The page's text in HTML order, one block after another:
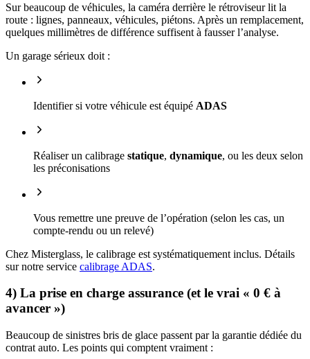
Sur beaucoup de véhicules, la caméra derrière le rétroviseur lit la
route : lignes, panneaux, véhicules, piétons. Après un remplacement,
quelques millimètres de différence suffisent à fausser l’analyse.
Un garage sérieux doit :
Identifier si votre véhicule est équipé ADAS
Réaliser un calibrage statique, dynamique, ou les deux selon
les préconisations
Vous remettre une preuve de l’opération (selon les cas, un
compte-rendu ou un relevé)
Chez Misterglass, le calibrage est systématiquement inclus. Détails
sur notre service calibrage ADAS.
4) La prise en charge assurance (et le vrai « 0 € à
avancer »)
Beaucoup de sinistres bris de glace passent par la garantie dédiée du
contrat auto. Les points qui comptent vraiment :